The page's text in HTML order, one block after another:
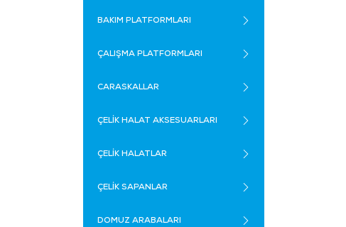
BAKIM PLATFORMLARI
ÇALIŞMA PLATFORMLARI
CARASKALLAR
ÇELİK HALAT AKSESUARLARI
ÇELİK HALATLAR
ÇELİK SAPANLAR
DOMUZ ARABALARI